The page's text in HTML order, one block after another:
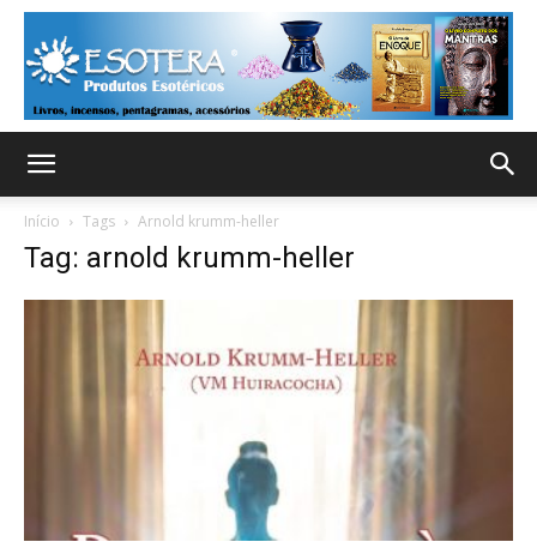
Início Tags Arnold krumm-heller
Tag: arnold krumm-heller